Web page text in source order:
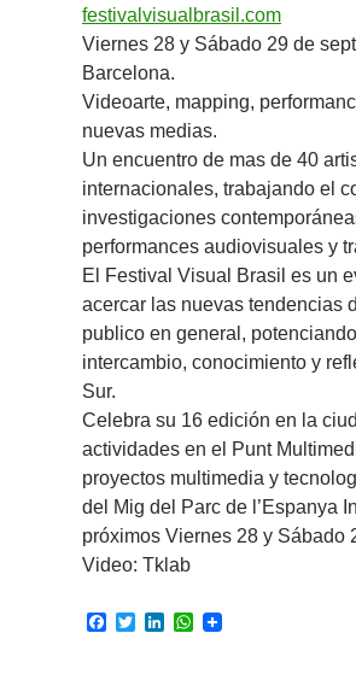
festivalvisualbrasil.com
Viernes 28 y Sábado 29 de
Barcelona.
Videoarte, mapping,
nuevas medias.
Un encuentro de mas de 40
internacionales, trabajando el
investigaciones
performances audiovisuales y
El Festival Visual Brasil es un
acercar las nuevas tendencias
publico en general,
intercambio, conocimiento y
Sur.
Celebra su 16 edición en la
actividades en el Punt
proyectos multimedia y
del Mig del Parc de l’Espanya
próximos Viernes 28 y Sábado
Video: Tklab
F
T
L
W